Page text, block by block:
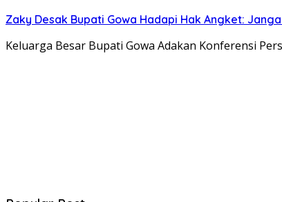
Zaky Desak Bupati Gowa Hadapi Hak Angket:
Keluarga Besar Bupati Gowa Adakan Konferensi